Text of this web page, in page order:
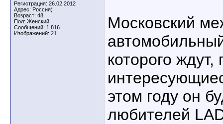
Регистрация: 26.02.2012
Адрес: Россия)
Возраст: 48
Пол: Женский
Сообщений: 1,816
Изображений: 21
Московский
которого
этом году он
любителей